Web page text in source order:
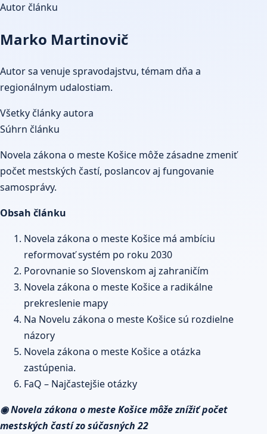
Autor článku
Marko Martinovič
Autor sa venuje spravodajstvu, témam dňa a
regionálnym udalostiam.
Všetky články autora
Súhrn článku
Novela zákona o meste Košice môže zásadne zmeniť
počet mestských častí, poslancov aj fungovanie
samosprávy.
Obsah článku
Novela zákona o meste Košice má ambíciu
reformovať systém po roku 2030
Porovnanie so Slovenskom aj zahraničím
Novela zákona o meste Košice a radikálne
prekreslenie mapy
Na Novelu zákona o meste Košice sú rozdielne
názory
Novela zákona o meste Košice a otázka
zastúpenia.
FaQ – Najčastejšie otázky
◉ Novela zákona o meste Košice môže znížiť počet
mestských častí zo súčasných 22